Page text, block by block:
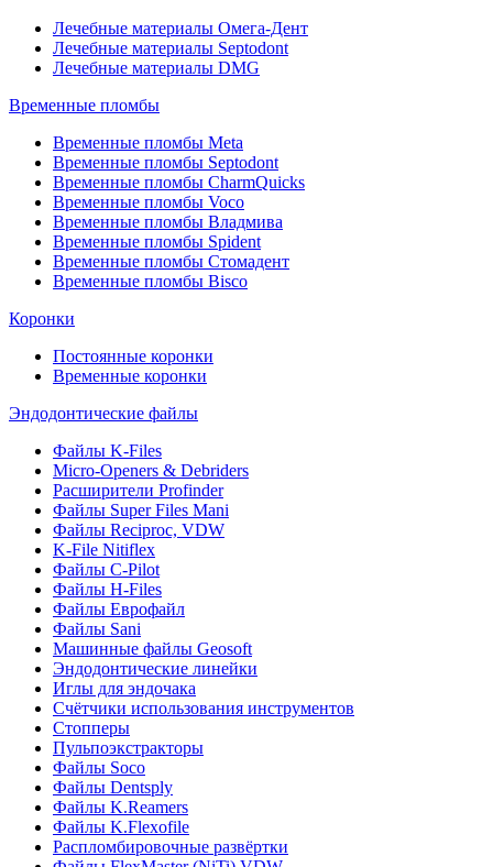
Лечебные материалы Омега-Дент
Лечебные материалы Septodont
Лечебные материалы DMG
Временные пломбы
Временные пломбы Meta
Временные пломбы Septodont
Временные пломбы CharmQuicks
Временные пломбы Voco
Временные пломбы Владмива
Временные пломбы Spident
Временные пломбы Стомадент
Временные пломбы Bisco
Коронки
Постоянные коронки
Временные коронки
Эндодонтические файлы
Файлы K-Files
Micro-Openers & Debriders
Расширители Profinder
Файлы Super Files Mani
Файлы Reciproc, VDW
K-File Nitiflex
Файлы C-Pilot
Файлы H-Files
Файлы Еврофайл
Файлы Sani
Машинные файлы Geosoft
Эндодонтические линейки
Иглы для эндочака
Счётчики использования инструментов
Стопперы
Пульпоэкстракторы
Файлы Soco
Файлы Dentsply
Файлы K.Reamers
Файлы K.Flexofile
Распломбировочные развёртки